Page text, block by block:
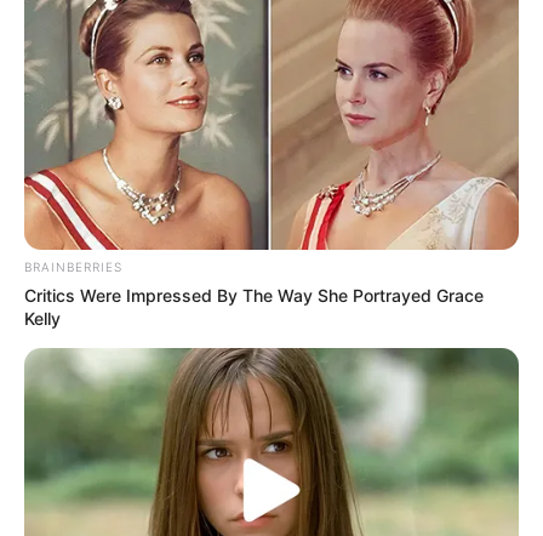
BRAINBERRIES
Critics Were Impressed By The Way She Portrayed Grace
Kelly